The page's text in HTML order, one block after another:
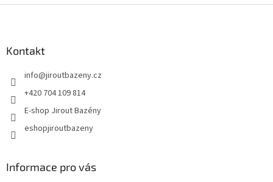
Kontakt
info@jiroutbazeny.cz
+420 704 109 814
E-shop Jirout Bazény
eshopjiroutbazeny
Informace pro vás